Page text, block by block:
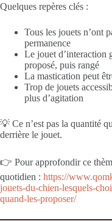
Quelques repères clés :
Tous les jouets n’ont
permanence
Le jouet d’interaction
proposé, puis rangé
La mastication peut
Trop de jouets
plus d’agitation
💡 Ce n’est pas la quantité
derrière le jouet.
👉 Pour approfondir ce
quotidien : https://
jouets-du-chien-lesquels-
quand-les-proposer/